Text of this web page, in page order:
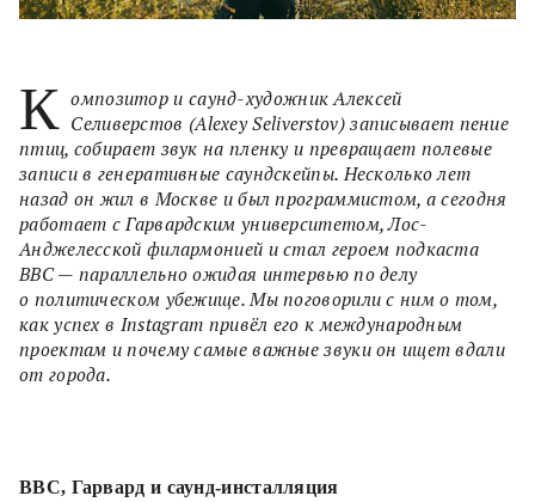
К омпозитор и саунд-художник Алексей
Селиверстов (Alexey Seliverstov) записывает пение
птиц, собирает звук на пленку и превращает полевые
записи в генеративные саундскейпы. Несколько лет
назад он жил в Москве и был программистом, а сегодня
работает с Гарвардским университетом, Лос-
Анджелесской филармонией и стал героем подкаста
BBC — параллельно ожидая интервью по делу
о политическом убежище. Мы поговорили с ним о том,
как успех в Instagram привёл его к международным
проектам и почему самые важные звуки он ищет вдали
от города.
BBC, Гарвард и саунд-инсталляция